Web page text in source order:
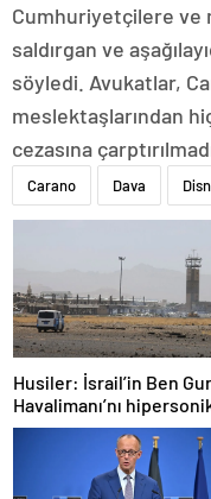
Cumhuriyetçilere ve
saldırgan ve
söyledi. Avukatlar,
meslektaşlarından
cezasına
Carano Dava
Husiler: İsrail’in Ben
Havalimanı’nı
füzeyle hedef aldık